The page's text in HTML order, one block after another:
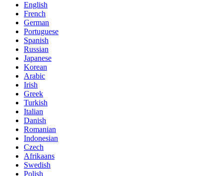
English
French
German
Portuguese
Spanish
Russian
Japanese
Korean
Arabic
Irish
Greek
Turkish
Italian
Danish
Romanian
Indonesian
Czech
Afrikaans
Swedish
Polish